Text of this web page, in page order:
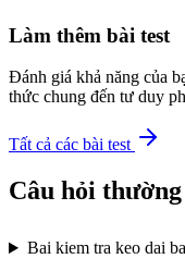
Làm thêm bài test
Đánh giá khả năng của
thức chung đến tư duy
Tất cả các bài test
Câu hỏi
Bai kiem tra keo dai